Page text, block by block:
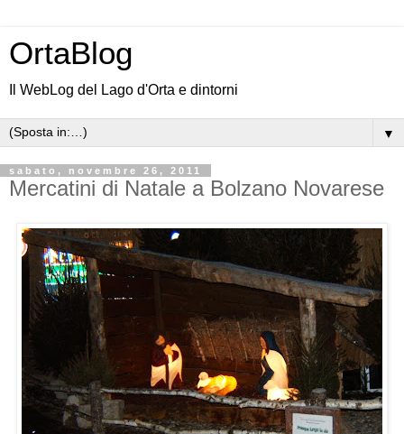
OrtaBlog
Il WebLog del Lago d'Orta e dintorni
▼
sabato, novembre 26, 2011
Mercatini di Natale a Bolzano Novarese